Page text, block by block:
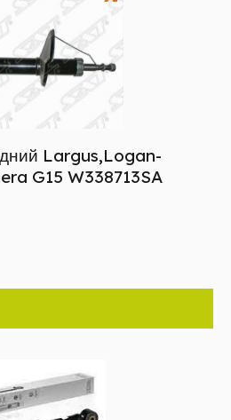
Largus,Logan-
G15 W338713SA